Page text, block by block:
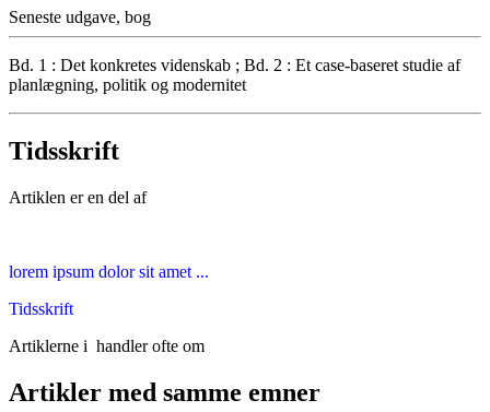
Seneste udgave, bog
Bd. 1 : Det konkretes videnskab ; Bd. 2 : Et case-baseret studie af
planlægning, politik og modernitet
Tidsskrift
Artiklen er en del af
lorem ipsum dolor sit amet ...
Tidsskrift
Artiklerne i handler ofte om
Artikler med samme emner